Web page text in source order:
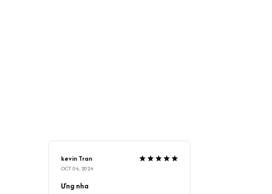
kevin Tran
OCT 04, 2024
Ưng nha